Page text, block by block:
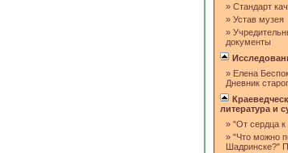
» Стандарт
» Устав музея
»
документы
» Елена
Дневник
литература и
» "От сердца к
» "Что можно
Шадринске?"